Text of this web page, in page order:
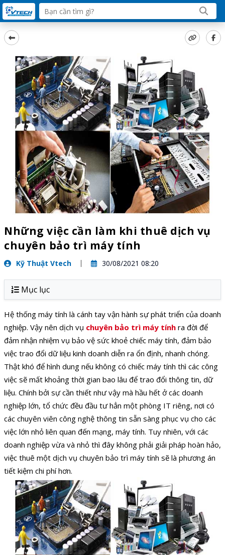
Những việc cần làm khi thuê dịch vụ
chuyên bảo trì máy tính
Kỹ Thuật Vtech 30/08/2021 08:20
Mục lục
Hệ thống máy tính là cánh tay vận hành sự phát triển của doanh
nghiệp. Vậy nên dịch vụ chuyên bảo trì máy tính ra đời để
đảm nhận nhiệm vụ bảo vệ sức khoẻ chiếc máy tính, đảm bảo
việc trao đổi dữ liệu kinh doanh diễn ra ổn định, nhanh chóng.
Thật khó để hình dung nếu không có chiếc máy tính thì các công
việc sẽ mất khoảng thời gian bao lâu để trao đổi thông tin, dữ
liệu. Chính bởi sự cần thiết như vậy mà hầu hết ở các doanh
nghiệp lớn, tổ chức đều đầu tư hẳn một phòng IT riêng, nơi có
các chuyên viên công nghệ thông tin sẵn sàng phục vụ cho các
việc lớn nhỏ liên quan đến mạng, máy tính. Tuy nhiên, với các
doanh nghiệp vừa và nhỏ thì đây không phải giải pháp hoàn hảo,
việc thuê một dịch vụ chuyên bảo trì máy tính sẽ là phương án
tiết kiệm chi phí hơn.